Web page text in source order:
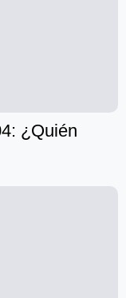
¿Quién